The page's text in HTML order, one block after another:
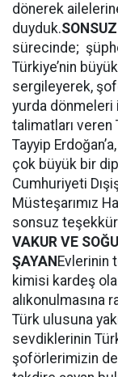
dönerek
duyduk.
sürecinde;
Türkiye’nin
sergileyerek,
yurda
talimatları veren
Tayyip
çok büyük bir
Cumhuriyeti
Müsteşarımız
sonsuz
VAKUR VE
ŞAYAN Evlerinin
kimisi kardeş
alıkonulmasına
Türk ulusuna
sevdiklerinin
şoförlerimizin